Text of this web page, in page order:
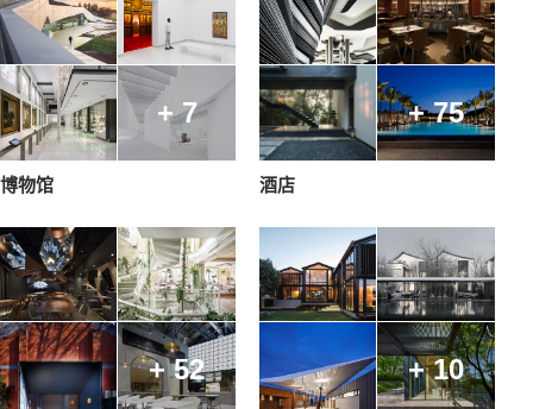
+ 7
博物馆
+ 75
酒店
+ 52 + 10